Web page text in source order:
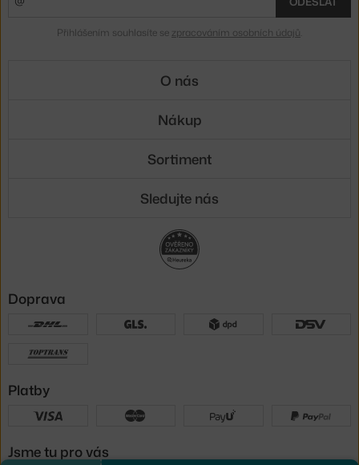
Přihlášením souhlasíte se zpracováním osobních údajů
O nás
Nákup
Sortiment
Sledujte nás
Doprava
Platby
Jsme tu pro vás